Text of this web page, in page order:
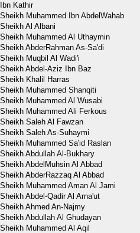
Ibn Kathir
Sheikh Muhammed Ibn AbdelWahab
Sheikh Al Albani
Sheikh Muhammed Al Uthaymin
Sheikh AbderRahman As-Sa'di
Sheikh Muqbil Al Wadi'i
Sheikh Abdel-Aziz Ibn Baz
Sheikh Khalil Harras
Sheikh Muhammed Shanqiti
Sheikh Muhammed Al Wusabi
Sheikh Muhammed Ali Ferkous
Sheikh Saleh Al Fawzan
Sheikh Saleh As-Suhaymi
Sheikh Muhammed Sa'id Raslan
Sheikh Abdullah Al-Bukhary
Sheikh AbdelMuhsin Al Abbad
Sheikh AbderRazzaq Al Abbad
Sheikh Muhammed Aman Al Jami
Sheikh Abdel-Qadir Al Arna'ut
Sheikh Ahmed An-Najmy
Sheikh Abdullah Al Ghudayan
Sheikh Muhammed Al Aqil